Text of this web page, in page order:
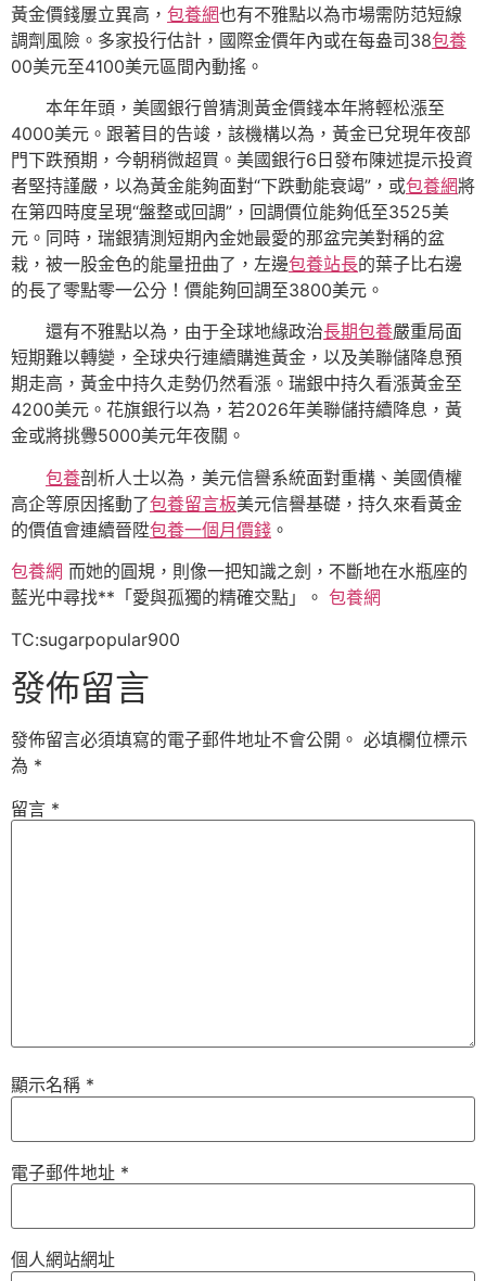
黃金價錢屢立異高， 包養網也有不雅點以為市場需防范短線
調劑風險。多家投行估計，國際金價年內或在每盎司38包養
00美元至4100美元區間內動搖。
本年年頭，美國銀行曾猜測黃金價錢本年將輕松漲至
4000美元。跟著目的告竣，該機構以為，黃金已兌現年夜部
門下跌預期，今朝稍微超買。美國銀行6日發布陳述提示投資
者堅持謹嚴，以為黃金能夠面對“下跌動能衰竭”，或包養網將
在第四時度呈現“盤整或回調”，回調價位能夠低至3525美
元。同時，瑞銀猜測短期內金她最愛的那盆完美對稱的盆
栽，被一股金色的能量扭曲了，左邊包養站長的葉子比右邊
的長了零點零一公分！價能夠回調至3800美元。
還有不雅點以為，由于全球地緣政治長期包養嚴重局面
短期難以轉變，全球央行連續購進黃金，以及美聯儲降息預
期走高，黃金中持久走勢仍然看漲。瑞銀中持久看漲黃金至
4200美元。花旗銀行以為，若2026年美聯儲持續降息，黃
金或將挑釁5000美元年夜關。
包養剖析人士以為，美元信譽系統面對重構、美國債權
高企等原因搖動了包養留言板美元信譽基礎，持久來看黃金
的價值會連續晉陞包養一個月價錢 。
包養網 而她的圓規，則像一把知識之劍，不斷地在水瓶座的
藍光中尋找**「愛與孤獨的精確交點」。 包養網
TC:sugarpopular900
發佈留言
發佈留言必須填寫的電子郵件地址不會公開。 必填欄位標示
為 *
留言 *
顯示名稱 *
電子郵件地址 *
個人網站網址